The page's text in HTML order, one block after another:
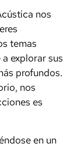
nos
temas
explorar sus
profundos.
nos
es
en un